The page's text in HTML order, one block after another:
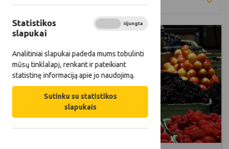
Statistikos
slapukai
Išjungta
Analitiniai slapukai padeda mums tobulinti
mūsų tinklalapį, renkant ir pateikiant
statistinę informaciją apie jo naudojimą.
Sutinku su statistikos
slapukais